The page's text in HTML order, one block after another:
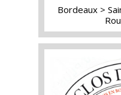
Bordeaux